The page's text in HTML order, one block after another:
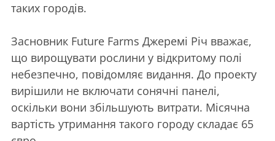
таких городів.
Засновник Future Farms Джеремі Річ вважає,
що вирощувати рослини у відкритому полі
небезпечно, повідомляє видання. До проекту
вирішили не включати сонячні панелі,
оскільки вони збільшують витрати. Місячна
вартість утримання такого городу складає 65